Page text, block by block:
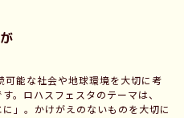
可能な社会や地球環境を大切に考
。ロハスフェスタのテーマは、
」。かけがえのないものを大切に